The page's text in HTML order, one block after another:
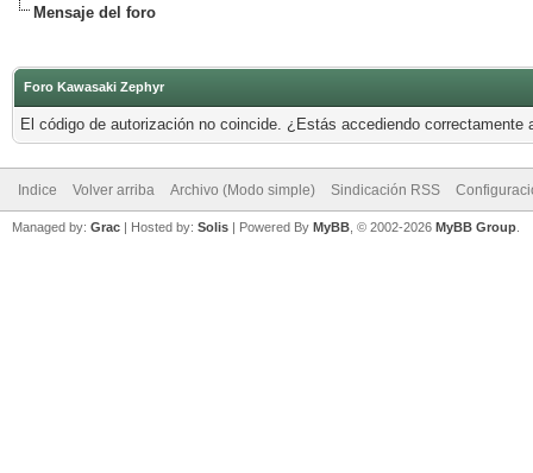
Mensaje del foro
Foro Kawasaki Zephyr
El código de autorización no coincide. ¿Estás accediendo
Indice Volver arriba Archivo (Modo simple) Sindicación RSS
Managed by: Grac | Hosted by: Solis | Powered By MyBB , © 2002-2026 MyBB Group